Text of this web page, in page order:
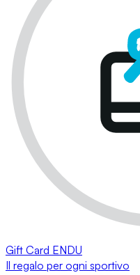
Gift Card ENDU
Il regalo per ogni sportivo